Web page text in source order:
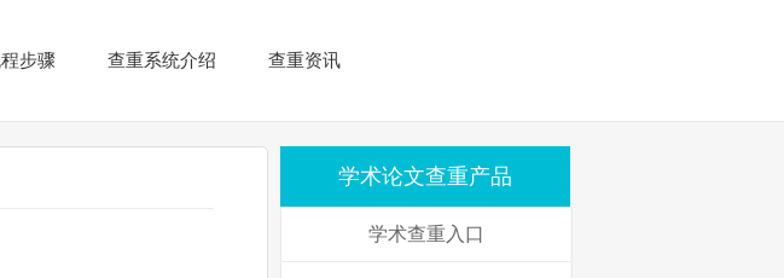
步骤 查重系统介绍 查重资讯
学术论文查重产品
学术查重入口